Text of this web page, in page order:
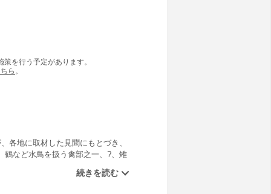
を行う予定があります。
ら 。
各地に取材した見聞にもとづき、
鶴など水鳥を扱う禽部之一、?、雉